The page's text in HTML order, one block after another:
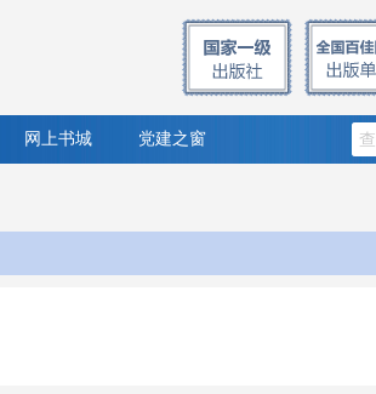
网上书城 党建之窗